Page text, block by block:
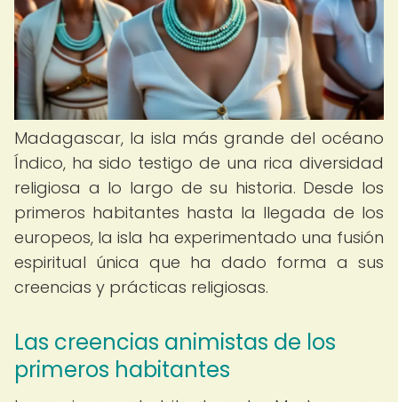
Madagascar, la isla más grande del océano
Índico, ha sido testigo de una rica diversidad
religiosa a lo largo de su historia. Desde los
primeros habitantes hasta la llegada de los
europeos, la isla ha experimentado una fusión
espiritual única que ha dado forma a sus
creencias y prácticas religiosas.
Las creencias animistas de los
primeros habitantes